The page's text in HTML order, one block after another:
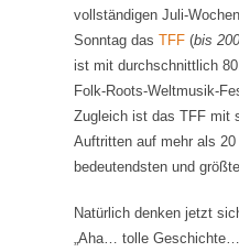
vollständigen Juli-
Sonntag das TFF (bis
ist mit durchschnittlich
Folk-Roots-Weltmusik-
Zugleich ist das TFF mit
Auftritten auf mehr als
bedeutendsten und
Natürlich denken jetzt
„Aha… tolle